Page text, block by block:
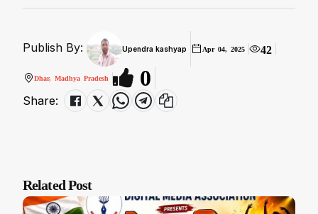
Publish By: Upendra kashyap Apr 04, 2025 42
Dhar, Madhya Pradesh 0
Share:
Related Post